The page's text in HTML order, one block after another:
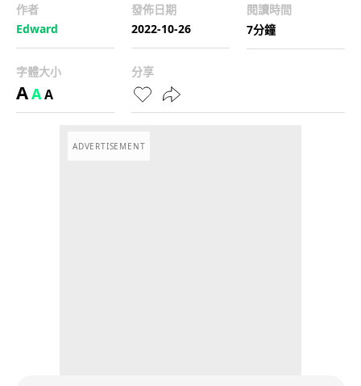
作者
Edward
發佈日期
2022-10-26
閱讀時間
7分鐘
字體大小
AAA
分享
ADVERTISEMENT